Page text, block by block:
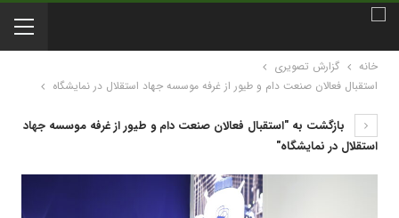
خانه
گزارش تصویری
استقبال فعالان صنعت دام و طیور از غرفه موسسه جهاد استقلال در نمایشگاه
بازگشت به "استقبال فعالان صنعت دام و طیور از غرفه موسسه جهاد
استقلال در نمایشگاه"